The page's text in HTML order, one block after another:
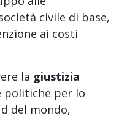
civile di base,
ai costi
la giustizia
politiche per lo
del mondo,